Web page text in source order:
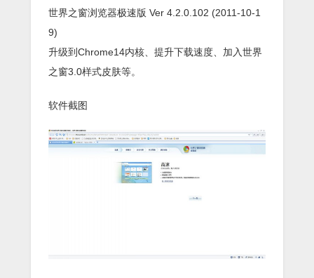
世界之窗浏览器极速版 Ver 4.2.0.102 (2011-10-1
9)
升级到Chrome14内核、提升下载速度、加入世界
之窗3.0样式皮肤等。
软件截图